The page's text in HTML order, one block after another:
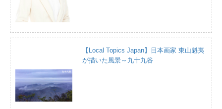
【Local Topics Japan】日本画家 東山魁夷
が描いた風景～九十九谷